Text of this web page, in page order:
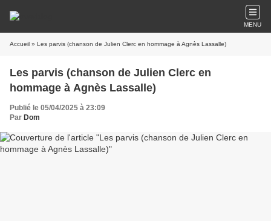
MENU
Accueil » Les parvis (chanson de Julien Clerc en hommage à Agnès Lassalle)
Les parvis (chanson de Julien Clerc en
hommage à Agnès Lassalle)
Publié le 05/04/2025 à 23:09
Par Dom